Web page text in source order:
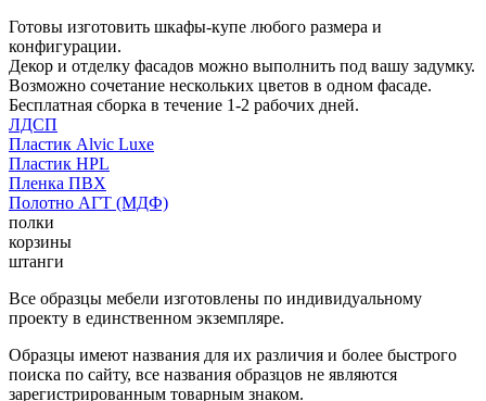
Готовы изготовить шкафы-купе любого размера и
конфигурации.
Декор и отделку фасадов можно выполнить под вашу задумку.
Возможно сочетание нескольких цветов в одном фасаде.
Бесплатная сборка в течение 1-2 рабочих дней.
ЛДСП
Пластик Alvic Luxe
Пластик HPL
Пленка ПВХ
Полотно АГТ (МДФ)
полки
корзины
штанги
Все образцы мебели изготовлены по индивидуальному
проекту в единственном экземпляре.
Образцы имеют названия для их различия и более быстрого
поиска по сайту, все названия образцов не являются
зарегистрированным товарным знаком.